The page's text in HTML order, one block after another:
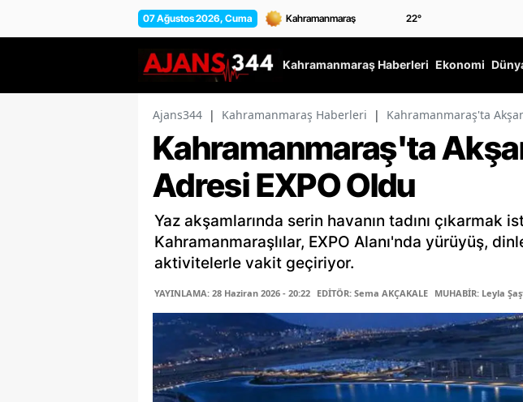
07 Ağustos 2026, Cuma 22°
Kahramanmaraş Haberleri Ekonomi
Ajans344 | Kahramanmaraş Haberleri | Kahramanmaraş'ta
Kahramanmaraş'ta
Adresi EXPO Oldu
Yaz akşamlarında serin havanın tadını çıkarmak
Kahramanmaraşlılar, EXPO Alanı'nda yürüyüş,
aktivitelerle vakit geçiriyor.
YAYINLAMA: 28 Haziran 2026 - 20:22 EDİTÖR: Sema AKÇAKALE MUHABİR: Leyla